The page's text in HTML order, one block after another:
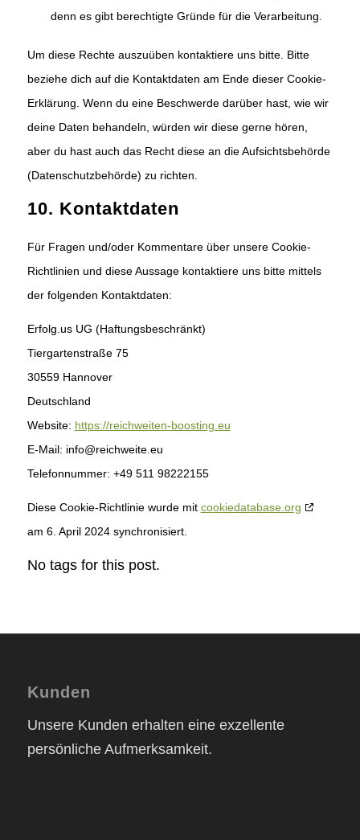
denn es gibt berechtigte Gründe für die Verarbeitung.
Um diese Rechte auszuüben kontaktiere uns bitte. Bitte
beziehe dich auf die Kontaktdaten am Ende dieser Cookie-
Erklärung. Wenn du eine Beschwerde darüber hast, wie wir
deine Daten behandeln, würden wir diese gerne hören,
aber du hast auch das Recht diese an die Aufsichtsbehörde
(Datenschutzbehörde) zu richten.
10. Kontaktdaten
Für Fragen und/oder Kommentare über unsere Cookie-
Richtlinien und diese Aussage kontaktiere uns bitte mittels
der folgenden Kontaktdaten:
Erfolg.us UG (Haftungsbeschränkt)
Tiergartenstraße 75
30559 Hannover
Deutschland
Website: https://reichweiten-boosting.eu
E-Mail: info@reichweite.eu
Telefonnummer: +49 511 98222155
Diese Cookie-Richtlinie wurde mit cookiedatabase.org
am 6. April 2024 synchronisiert.
No tags for this post.
Kunden
Unsere Kunden erhalten eine exzellente
persönliche Aufmerksamkeit.